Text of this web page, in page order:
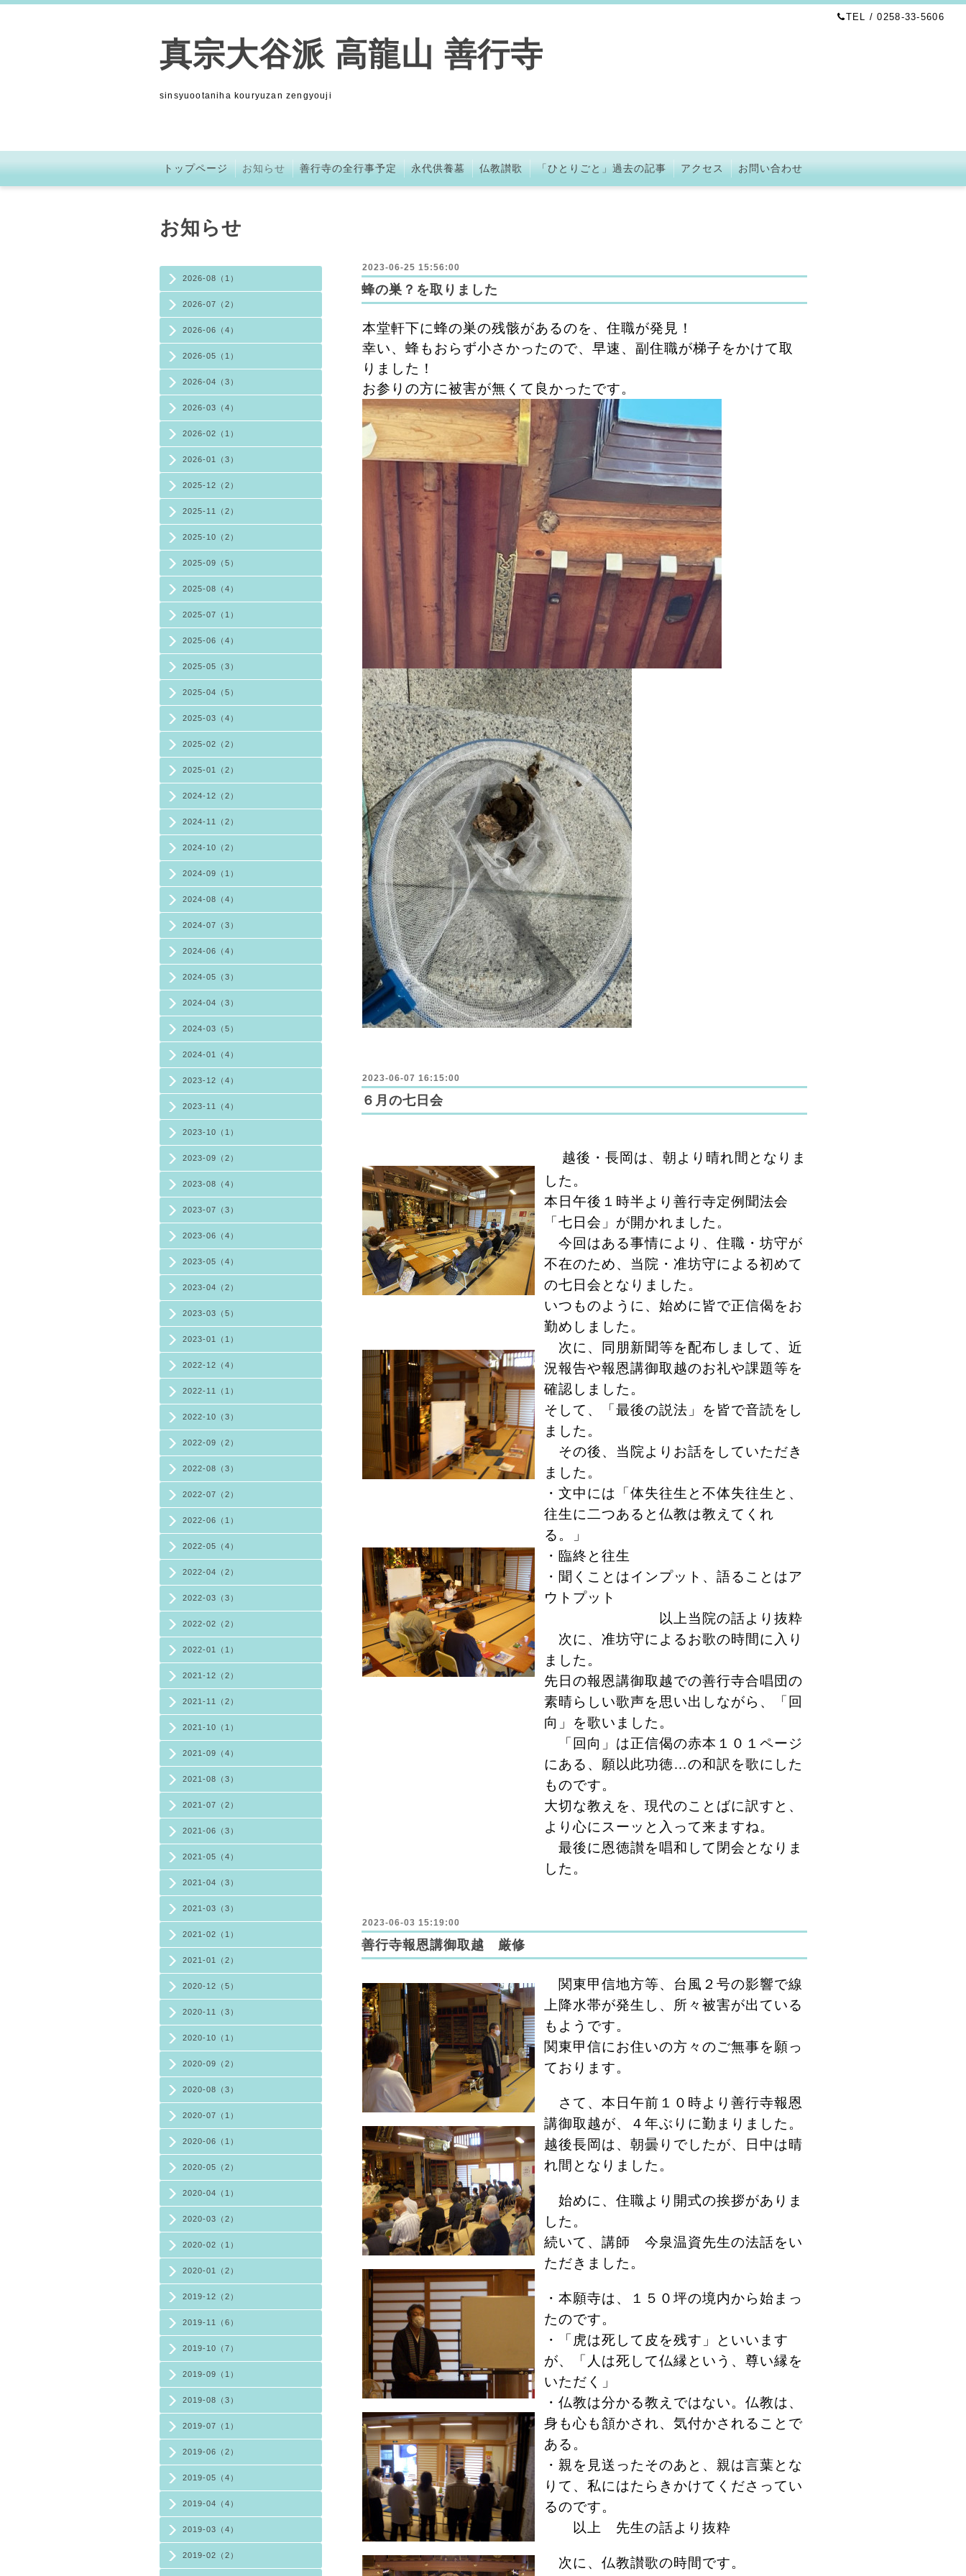
TEL / 0258-33-5606
真宗大谷派 高龍山 善行寺
sinsyuootaniha kouryuzan zengyouji
トップページ お知らせ 善行寺の全行事予定 永代供養墓 仏教讃歌 「ひとりごと」過去の記事 アクセス お問い合わせ
2026-08（1）
2026-07（2）
2026-06（4）
2026-05（1）
2026-04（3）
2026-03（4）
2026-02（1）
2026-01（3）
2025-12（2）
2025-11（2）
2025-10（2）
2025-09（5）
2025-08（4）
2025-07（1）
2025-06（4）
2025-05（3）
2025-04（5）
2025-03（4）
2025-02（2）
2025-01（2）
2024-12（2）
2024-11（2）
2024-10（2）
2024-09（1）
2024-08（4）
2024-07（3）
2024-06（4）
2024-05（3）
2024-04（3）
2024-03（5）
2024-01（4）
2023-12（4）
2023-11（4）
2023-10（1）
2023-09（2）
2023-08（4）
2023-07（3）
2023-06（4）
2023-05（4）
2023-04（2）
2023-03（5）
2023-01（1）
2022-12（4）
2022-11（1）
2022-10（3）
2022-09（2）
2022-08（3）
2022-07（2）
2022-06（1）
2022-05（4）
2022-04（2）
2022-03（3）
2022-02（2）
2022-01（1）
2021-12（2）
2021-11（2）
2021-10（1）
2021-09（4）
2021-08（3）
2021-07（2）
2021-06（3）
2021-05（4）
2021-04（3）
2021-03（3）
2021-02（1）
2021-01（2）
2020-12（5）
2020-11（3）
2020-10（1）
2020-09（2）
2020-08（3）
2020-07（1）
2020-06（1）
2020-05（2）
2020-04（1）
2020-03（2）
2020-02（1）
2020-01（2）
2019-12（2）
2019-11（6）
2019-10（7）
2019-09（1）
2019-08（3）
2019-07（1）
2019-06（2）
2019-05（4）
2019-04（4）
2019-03（4）
2019-02（2）
お知らせ
2023-06-25 15:56:00
蜂の巣？を取りました
本堂軒下に蜂の巣の残骸があるのを、住職が発見！
幸い、蜂もおらず小さかったので、早速、副住職が梯子をかけて取
りました！
お参りの方に被害が無くて良かったです。
2023-06-07 16:15:00
６月の七日会
越後・長岡は、朝より晴れ間となりま
した。
本日午後１時半より善行寺定例聞法会
「七日会」が開かれました。
今回はある事情により、住職・坊守が
不在のため、当院・准坊守による初めて
の七日会となりました。
いつものように、始めに皆で正信偈をお
勤めしました。
次に、同朋新聞等を配布しまして、近
況報告や報恩講御取越のお礼や課題等を
確認しました。
そして、「最後の説法」を皆で音読をし
ました。
その後、当院よりお話をしていただき
ました。
・文中には「体失往生と不体失往生と、
往生に二つあると仏教は教えてくれ
る。」
・臨終と往生
・聞くことはインプット、語ることはア
ウトプット
以上当院の話より抜粋
次に、准坊守によるお歌の時間に入り
ました。
先日の報恩講御取越での善行寺合唱団の
素晴らしい歌声を思い出しながら、「回
向」を歌いました。
「回向」は正信偈の赤本１０１ページ
にある、願以此功徳…の和訳を歌にした
ものです。
大切な教えを、現代のことばに訳すと、
より心にスーッと入って来ますね。
最後に恩徳讃を唱和して閉会となりま
した。
2023-06-03 15:19:00
善行寺報恩講御取越 厳修
関東甲信地方等、台風２号の影響で線
上降水帯が発生し、所々被害が出ている
もようです。
関東甲信にお住いの方々のご無事を願っ
ております。
さて、本日午前１０時より善行寺報恩
講御取越が、４年ぶりに勤まりました。
越後長岡は、朝曇りでしたが、日中は晴
れ間となりました。
始めに、住職より開式の挨拶がありま
した。
続いて、講師 今泉温資先生の法話をい
ただきました。
・本願寺は、１５０坪の境内から始まっ
たのです。
・「虎は死して皮を残す」といいます
が、「人は死して仏縁という、尊い縁を
いただく」
・仏教は分かる教えではない。仏教は、
身も心も頷かされ、気付かされることで
ある。
・親を見送ったそのあと、親は言葉とな
りて、私にはたらきかけてくださってい
るのです。
以上 先生の話より抜粋
次に、仏教讃歌の時間です。